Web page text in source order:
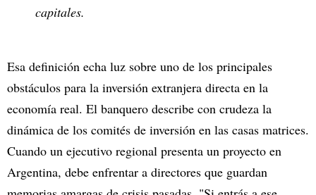
capitales.
Esa definición echa luz sobre uno de los principales
obstáculos para la inversión extranjera directa en la
economía real. El banquero describe con crudeza la
dinámica de los comités de inversión en las casas matrices.
Cuando un ejecutivo regional presenta un proyecto en
Argentina, debe enfrentar a directores que guardan